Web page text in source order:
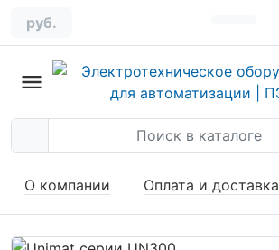
руб.
О компании Оплата и доставка